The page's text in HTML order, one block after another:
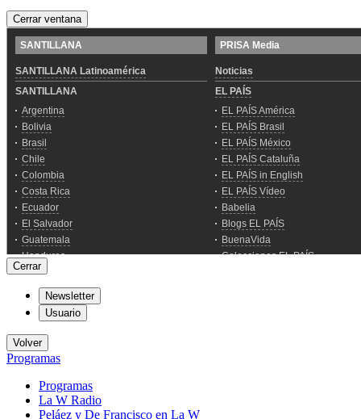
Cerrar ventana
Cerrar
Newsletter
Usuario
Volver
Programas
Programas
La W Radio
Peláez y De Francisco en La W